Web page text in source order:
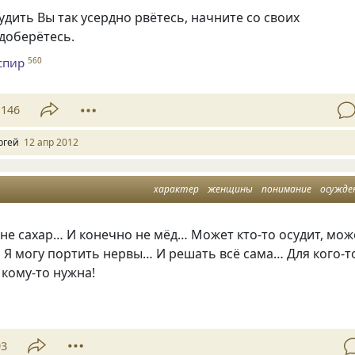
Вы так усердно рвётесь, начните со своих
560
146
12 апр 2012
характер женщины понимание
сахар… И конечно не мёд… Может кто-то осудит,
могу портить нервы… И решать всё сама… Для кого-
то нужна!